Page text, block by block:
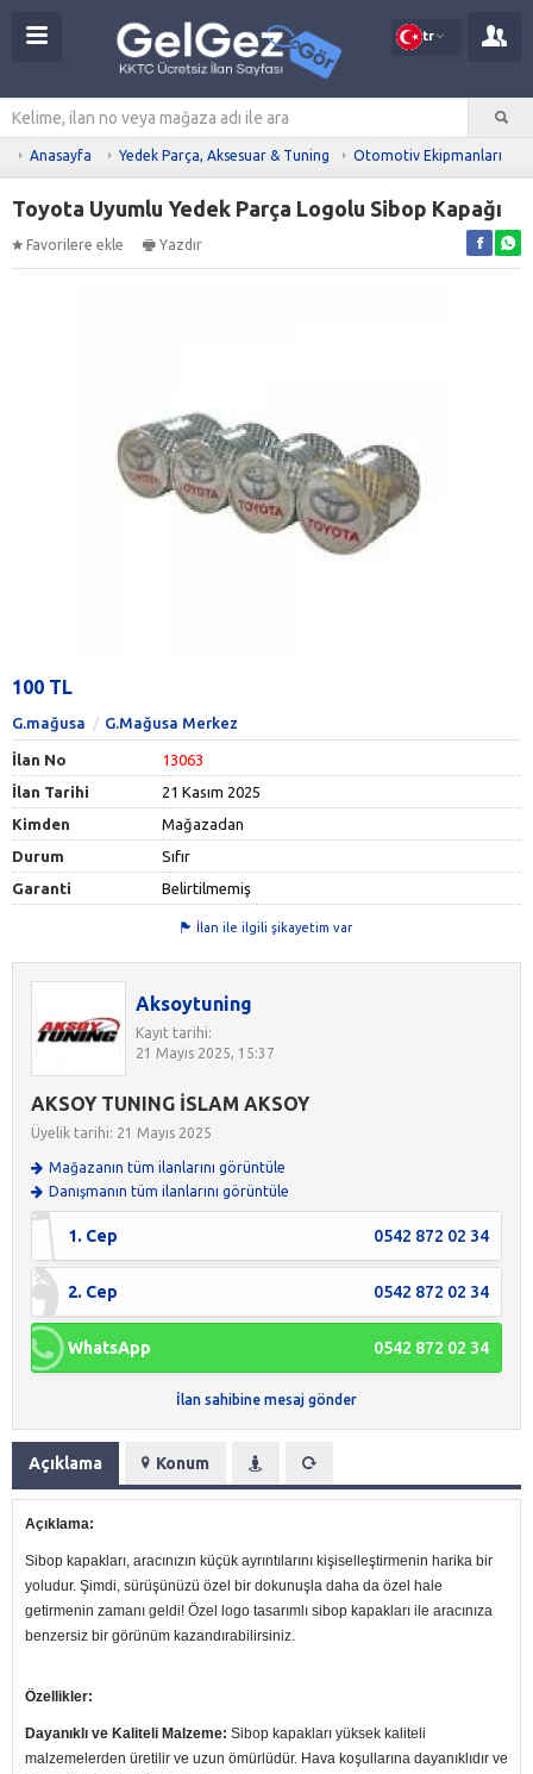
tr
Anasayfa Yedek Parça, Aksesuar & Tuning Otomotiv Ekipmanları
Toyota Uyumlu Yedek Parça Logolu Sibop Kapağı
Favorilere ekle Yazdır
100 TL
G.mağusa G.Mağusa Merkez
İlan No
13063
İlan Tarihi
21 Kasım 2025
Kimden
Mağazadan
Durum
Sıfır
Garanti
Belirtilmemiş
İlan ile ilgili şikayetim var
Aksoytuning
Kayıt tarihi:
21 Mayıs 2025, 15:37
AKSOY TUNING İSLAM AKSOY
Üyelik tarihi: 21 Mayıs 2025
Mağazanın tüm ilanlarını görüntüle
Danışmanın tüm ilanlarını görüntüle
1. Cep 0542 872 02 34
2. Cep 0542 872 02 34
WhatsApp 0542 872 02 34
İlan sahibine mesaj gönder
Açıklama Konum
Açıklama:
Sibop kapakları, aracınızın küçük ayrıntılarını kişiselleştirmenin harika bir
yoludur. Şimdi, sürüşünüzü özel bir dokunuşla daha da özel hale
getirmenin zamanı geldi! Özel logo tasarımlı sibop kapakları ile aracınıza
benzersiz bir görünüm kazandırabilirsiniz.
Özellikler:
Dayanıklı ve Kaliteli Malzeme: Sibop kapakları yüksek kaliteli
malzemelerden üretilir ve uzun ömürlüdür. Hava koşullarına dayanıklıdır ve